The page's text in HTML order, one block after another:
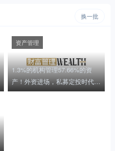
换一批
1.3%的机构管理57.66%的资
产！外资进场，私募定投时代来
临，尾部机构生存空间何在？
资产管理